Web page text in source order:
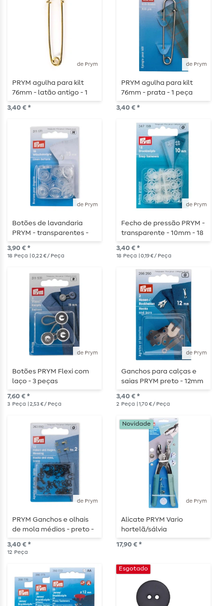
de Prym
PRYM agulha para kilt
76mm - latão antigo - 1
peça
3,40 € *
de Prym
PRYM agulha para kilt
76mm - prata - 1 peça
3,40 € *
de Prym
Botões de lavandaria
PRYM - transparentes -
15mm - 18 peças
3,90 € *
18 Peça | 0,22 € / Peça
de Prym
Fecho de pressão PRYM -
transparente - 10mm - 18
peças
3,40 € *
18 Peça | 0,19 € / Peça
de Prym
Botões PRYM Flexi com
laço - 3 peças
7,60 € *
3 Peça | 2,53 € / Peça
de Prym
Ganchos para calças e
saias PRYM preto - 12mm
- 2 peças
3,40 € *
2 Peça | 1,70 € / Peça
de Prym
PRYM Ganchos e olhais
de mola médios - preto -
12 peças
3,40 € *
12 Peça
de Prym
Novidade
Alicate PRYM Vario
hortelã/sálvia
17,90 € *
Esgotado